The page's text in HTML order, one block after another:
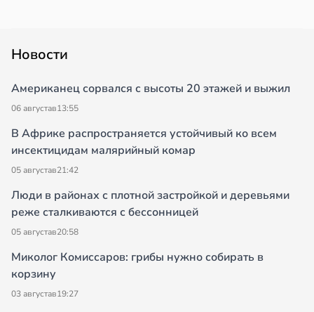
Новости
Американец сорвался с высоты 20 этажей и выжил
06 августав13:55
В Африке распространяется устойчивый ко всем
инсектицидам малярийный комар
05 августав21:42
Люди в районах с плотной застройкой и деревьями
реже сталкиваются с бессонницей
05 августав20:58
Миколог Комиссаров: грибы нужно собирать в
корзину
03 августав19:27